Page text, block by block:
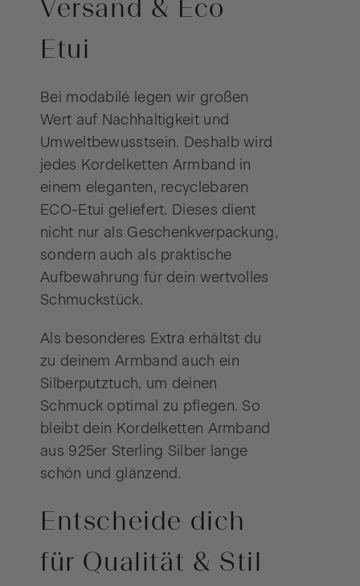
Versand & Eco
Etui
Bei modabilé legen wir großen
Wert auf Nachhaltigkeit und
Umweltbewusstsein. Deshalb wird
jedes Kordelketten Armband in
einem eleganten, recyclebaren
ECO-Etui geliefert. Dieses dient
nicht nur als Geschenkverpackung,
sondern auch als praktische
Aufbewahrung für dein wertvolles
Schmuckstück.
Als besonderes Extra erhältst du
zu deinem Armband auch ein
Silberputztuch, um deinen
Schmuck optimal zu pflegen. So
bleibt dein Kordelketten Armband
aus 925er Sterling Silber lange
schön und glänzend.
Entscheide dich
für Qualität & Stil